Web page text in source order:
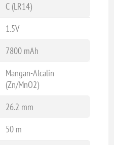
C (LR14)
1.5V
7800 mAh
Mangan-Alcalin
(Zn/MnO2)
26.2 mm
50 m